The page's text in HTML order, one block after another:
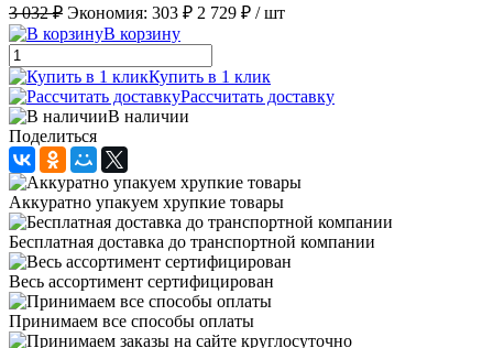
3 032 ₽ Экономия: 303 ₽ 2 729 ₽ / шт
В корзину
Купить в 1 клик
Рассчитать доставку
В наличии
Поделиться
Аккуратно упакуем хрупкие товары
Бесплатная доставка до транспортной компании
Весь ассортимент сертифицирован
Принимаем все способы оплаты